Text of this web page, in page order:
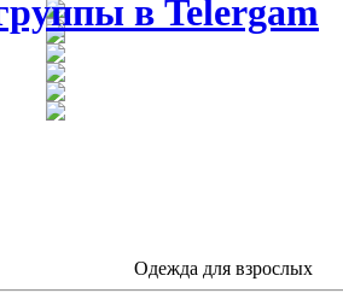
Одежда для взрослых